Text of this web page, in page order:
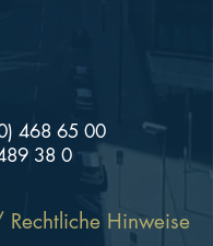
Rechtliche Hinweise
468 65 00
38 0